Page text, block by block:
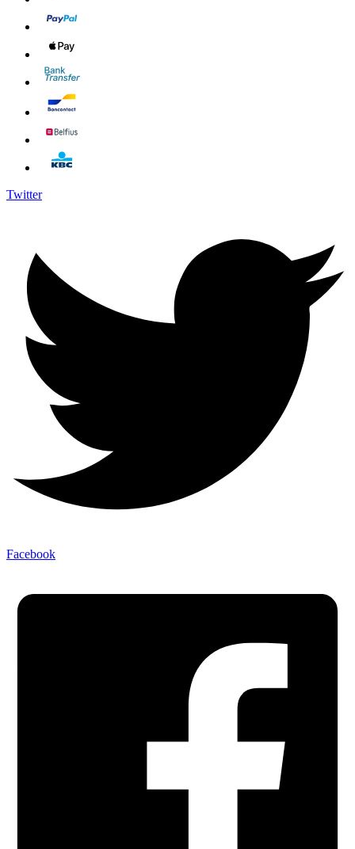
Twitter
Facebook